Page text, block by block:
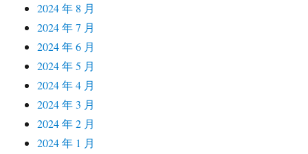
2024 年 8 月
2024 年 7 月
2024 年 6 月
2024 年 5 月
2024 年 4 月
2024 年 3 月
2024 年 2 月
2024 年 1 月